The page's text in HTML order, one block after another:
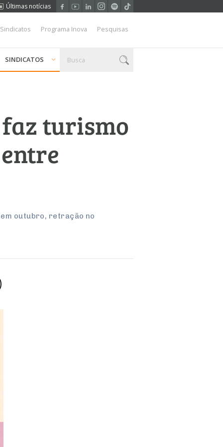
Últimas notícias
Programa Inova Pesquisas
SINDICATOS
faz turismo
outubro, retração no